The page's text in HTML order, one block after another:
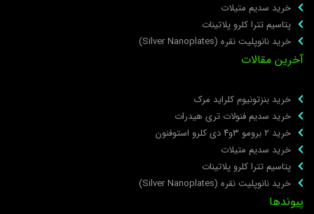
خرید سدیم متیلات
پتاسیم تترا کلرو پلاتینات
خرید نانوپلیت نقره (Silver Nanoplates)
مقالات
خرید بنزتونیوم کلراید مرک
خرید سدیم فنولات تری هیدرات
خرید ۲ برومو ۳و۴ دی‌ کلرو استوفنون
خرید سدیم متیلات
پتاسیم تترا کلرو پلاتینات
خرید نانوپلیت نقره (Silver Nanoplates)